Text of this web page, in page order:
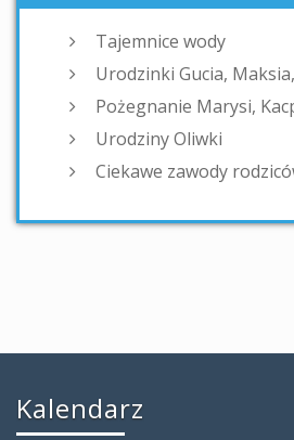
Tajemnice wody
Urodzinki Gucia,
Pożegnanie Marysi,
Urodziny Oliwki
Ciekawe zawody
Kalendarz